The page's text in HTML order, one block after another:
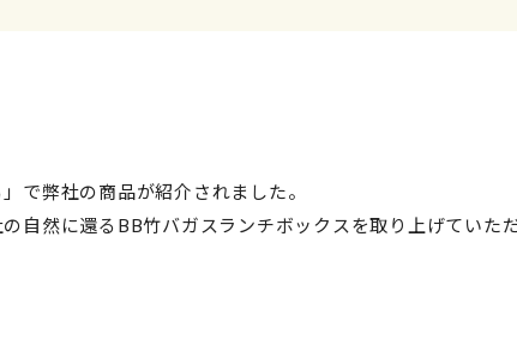
で弊社の商品が紹介されました。
自然に還るBB竹バガスランチボックスを取り上げていただ